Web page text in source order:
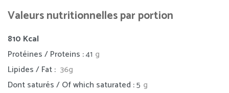
Valeurs nutritionnelles par portion
810 Kcal
Protéines / Proteins :41 g
Lipides / Fat : 36g
Dont saturés / Of which saturated :5 g